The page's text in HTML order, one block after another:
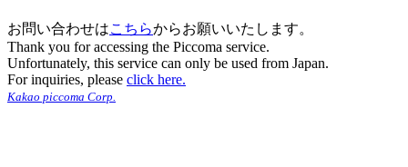
お問い合わせはこちらからお願いいたします。
Thank you for accessing the Piccoma service.
Unfortunately, this service can only be used from Japan.
For inquiries, please click here.
Kakao piccoma Corp.